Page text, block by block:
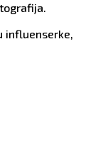
influenserke,